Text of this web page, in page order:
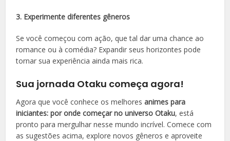
3. Experimente diferentes gêneros
Se você começou com ação, que tal dar uma chance ao
romance ou à comédia? Expandir seus horizontes pode
tornar sua experiência ainda mais rica.
Sua jornada Otaku começa agora!
Agora que você conhece os melhoresanimes para
iniciantes: por onde começar no universo Otaku, está
pronto para mergulhar nesse mundo incrível. Comece com
as sugestões acima, explore novos gêneros e aproveite